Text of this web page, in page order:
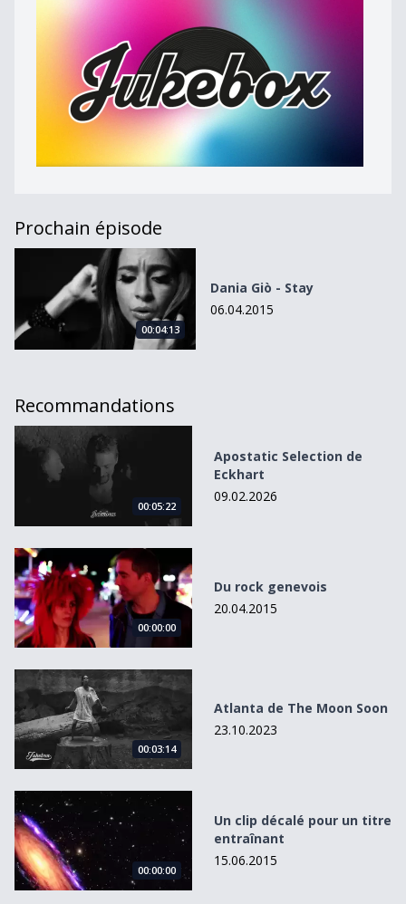
Prochain épisode
Dania Giò - Stay
00:04:13
Dania Giò - Stay
06.04.2015
Recommandations
Apostatic Selection de Eckhart
00:05:22
Apostatic Selection de
Eckhart
09.02.2026
Du rock genevois
00:00:00
Du rock genevois
20.04.2015
Atlanta de The Moon Soon
00:03:14
Atlanta de The Moon Soon
23.10.2023
Un clip décalé pour un titre entraînant
00:00:00
Un clip décalé pour un titre
entraînant
15.06.2015